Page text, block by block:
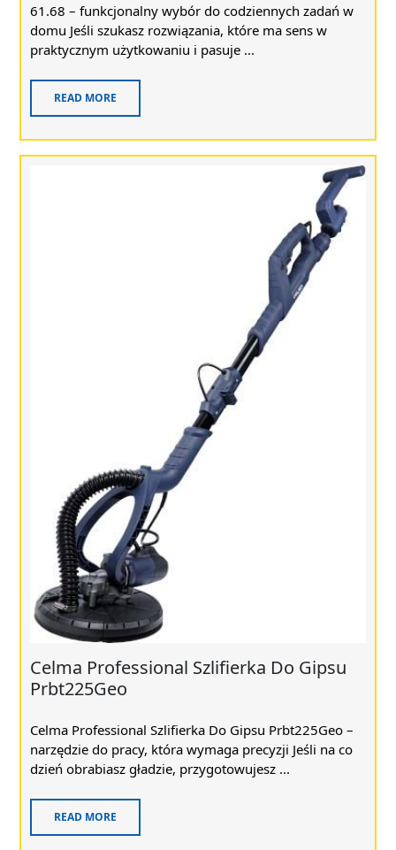
61.68 – funkcjonalny wybór do codziennych zadań w
domu Jeśli szukasz rozwiązania, które ma sens w
praktycznym użytkowaniu i pasuje ...
READ MORE
Celma Professional Szlifierka Do Gipsu
Prbt225Geo
Celma Professional Szlifierka Do Gipsu Prbt225Geo –
narzędzie do pracy, która wymaga precyzji Jeśli na co
dzień obrabiasz gładzie, przygotowujesz ...
READ MORE